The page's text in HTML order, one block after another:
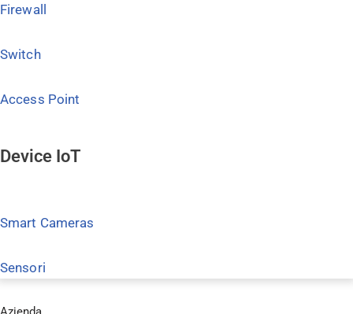
Firewall
Switch
Access Point
Device IoT
Smart Cameras
Sensori